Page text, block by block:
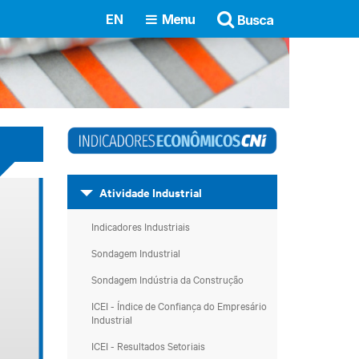
Busca
Menu
EN
Atividade Industrial
Indicadores Industriais
Sondagem Industrial
Sondagem Indústria da Construção
ICEI - Índice de Confiança do Empresário
Industrial
ICEI - Resultados Setoriais